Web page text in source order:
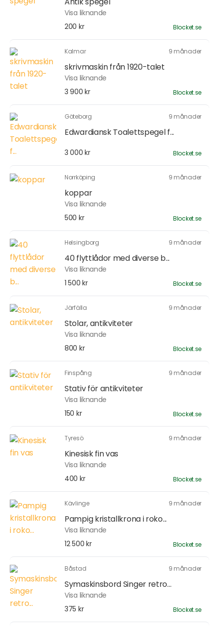
Visa liknande
200 kr
Blocket.se
Kalmar 9 månader
skrivmaskin från 1920-talet
Visa liknande
3 900 kr
Blocket.se
Göteborg 9 månader
Edwardiansk Toalettspegel f...
3 000 kr Blocket.se
Norrköping 9 månader
koppar
Visa liknande
500 kr
Blocket.se
Helsingborg 9 månader
40 flyttlådor med diverse b...
Visa liknande
1 500 kr
Blocket.se
Järfälla 9 månader
Stolar, antikviteter
Visa liknande
800 kr
Blocket.se
Finspång 9 månader
Stativ för antikviteter
Visa liknande
150 kr
Blocket.se
Tyresö 9 månader
Kinesisk fin vas
Visa liknande
400 kr
Blocket.se
Kävlinge 9 månader
Pampig kristallkrona i roko...
Visa liknande
12 500 kr
Blocket.se
Båstad 9 månader
Symaskinsbord Singer retro...
Visa liknande
375 kr
Blocket.se